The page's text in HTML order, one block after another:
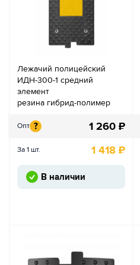
Лежачий полицейский
ИДН-300-1 средний
элемент
резина гибрид-полимер
Опт ? 1 260 ₽
За 1 шт. 1 418 ₽
В наличии